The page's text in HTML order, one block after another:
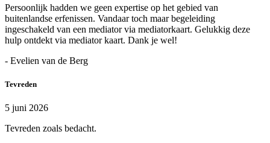
Persoonlijk hadden we geen expertise op het gebied van
buitenlandse erfenissen. Vandaar toch maar begeleiding
ingeschakeld van een mediator via mediatorkaart. Gelukkig deze
hulp ontdekt via mediator kaart. Dank je wel!
- Evelien van de Berg
Tevreden
5 juni 2026
Tevreden zoals bedacht.